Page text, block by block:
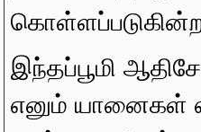
இந்தப்பூமி
எனும் யானைகள்